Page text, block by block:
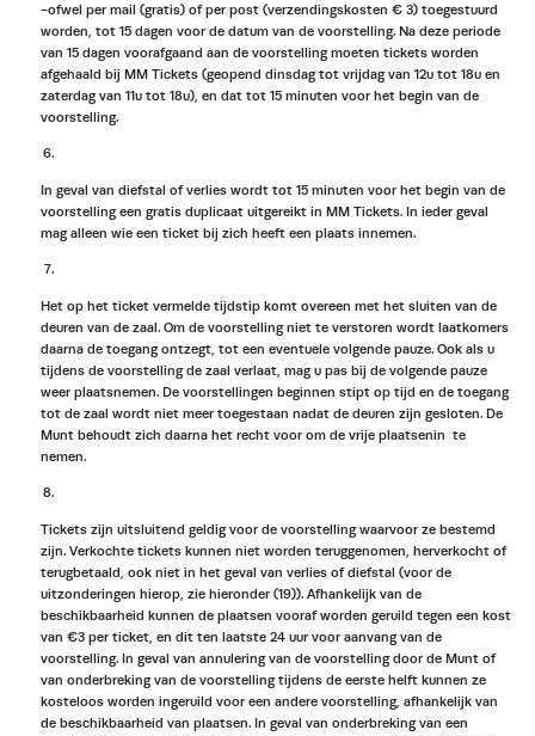
-ofwel per mail (gratis) of per post (verzendingskosten € 3) toegestuurd
worden, tot 15 dagen voor de datum van de voorstelling. Na deze periode
van 15 dagen voorafgaand aan de voorstelling moeten tickets worden
afgehaald bij MM Tickets (geopend dinsdag tot vrijdag van 12u tot 18u en
zaterdag van 11u tot 18u), en dat tot 15 minuten voor het begin van de
voorstelling.
In geval van diefstal of verlies wordt tot 15 minuten voor het begin van de
voorstelling een gratis duplicaat uitgereikt in MM Tickets. In ieder geval
mag alleen wie een ticket bij zich heeft een plaats innemen.
Het op het ticket vermelde tijdstip komt overeen met het sluiten van de
deuren van de zaal. Om de voorstelling niet te verstoren wordt laatkomers
daarna de toegang ontzegt, tot een eventuele volgende pauze. Ook als u
tijdens de voorstelling de zaal verlaat, mag u pas bij de volgende pauze
weer plaatsnemen. De voorstellingen beginnen stipt op tijd en de toegang
tot de zaal wordt niet meer toegestaan nadat de deuren zijn gesloten. De
Munt behoudt zich daarna het recht voor om de vrije plaatsenin te
nemen.
Tickets zijn uitsluitend geldig voor de voorstelling waarvoor ze bestemd
zijn. Verkochte tickets kunnen niet worden teruggenomen, herverkocht of
terugbetaald, ook niet in het geval van verlies of diefstal (voor de
uitzonderingen hierop, zie hieronder (19)). Afhankelijk van de
beschikbaarheid kunnen de plaatsen vooraf worden geruild tegen een kost
van €3 per ticket, en dit ten laatste 24 uur voor aanvang van de
voorstelling. In geval van annulering van de voorstelling door de Munt of
van onderbreking van de voorstelling tijdens de eerste helft kunnen ze
kosteloos worden ingeruild voor een andere voorstelling, afhankelijk van
de beschikbaarheid van plaatsen. In geval van onderbreking van een